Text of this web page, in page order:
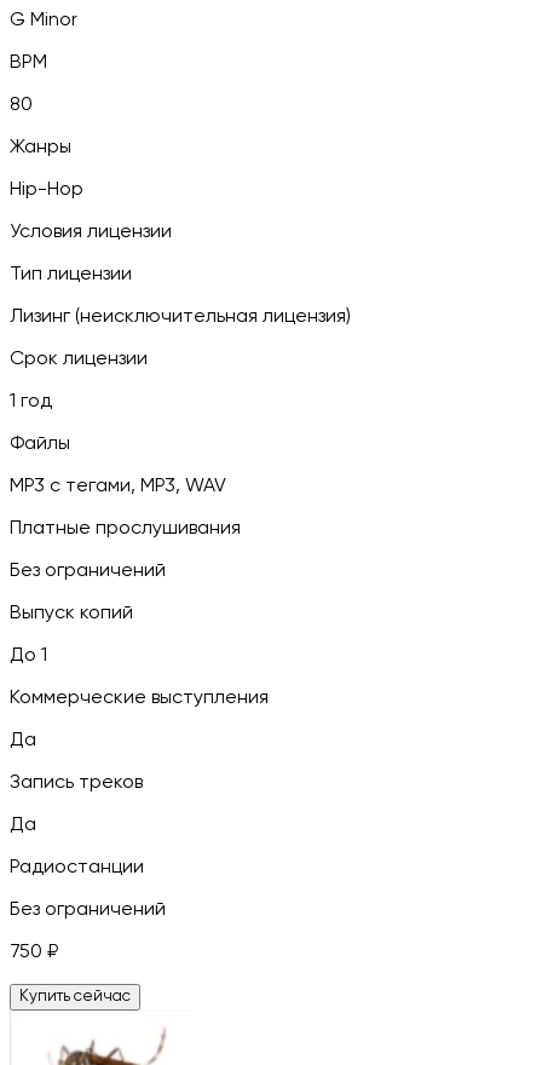
G Minor
BPM
80
Жанры
Hip-Hop
Условия лицензии
Тип лицензии
Лизинг (неисключительная лицензия)
Срок лицензии
1 год
Файлы
MP3 c тегами, MP3, WAV
Платные прослушивания
Без ограничений
Выпуск копий
До 1
Коммерческие выступления
Да
Запись треков
Да
Радиостанции
Без ограничений
750 ₽
Купить сейчас